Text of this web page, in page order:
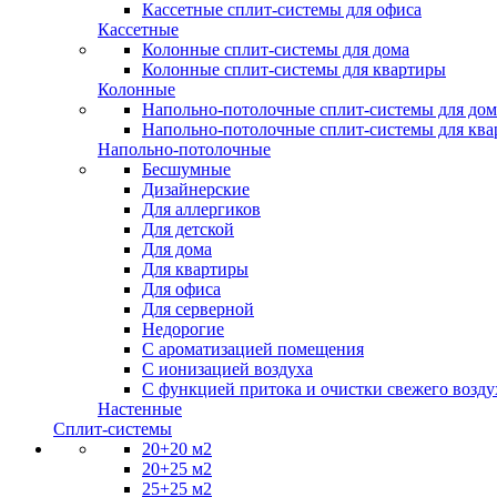
Кассетные сплит-системы для офиса
Кассетные
Колонные сплит-системы для дома
Колонные сплит-системы для квартиры
Колонные
Напольно-потолочные сплит-системы для
Напольно-потолочные сплит-системы для
Напольно-потолочные
Бесшумные
Дизайнерские
Для аллергиков
Для детской
Для дома
Для квартиры
Для офиса
Для серверной
Недорогие
С ароматизацией помещения
С ионизацией воздуха
С функцией притока и очистки свежего
Настенные
Сплит-системы
20+20 м2
20+25 м2
25+25 м2